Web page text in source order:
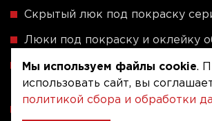
Скрытый люк под покраску
Люки под покраску и оклейку
Скрытые люки под плитку -
(Купе)
Мы используем файлы cookie.
использовать сайт, вы
политикой сбора и обработки